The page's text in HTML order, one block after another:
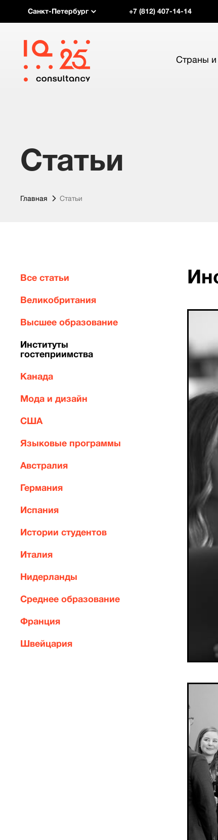
Санкт-Петербург +7 (812) 407-14-14
Страны
Статьи
Главная Статьи
Все статьи
Великобритания
Высшее образование
Институты
гостеприимства
Канада
Мода и дизайн
США
Языковые программы
Австралия
Германия
Испания
Истории студентов
Италия
Нидерланды
Среднее образование
Франция
Швейцария